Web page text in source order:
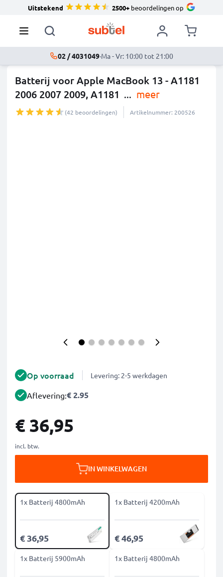
Uitstekend 2500+beoordelingen op
02 / 4031049·Ma - Vr: 10:00 tot 21:00
Batterij voor Apple MacBook 13 - A1181
2006 2007 2009, A1181 ... meer
(42 beoordelingen) Artikelnummer: 200526
Op voorraad Levering: 2-5 werkdagen
Aflevering:€ 2.95
€ 36,95
incl. btw.
IN WINKELWAGEN
1x Batterij 4800mAh
€ 36,95
1x Batterij 4200mAh
€ 46,95
1x Batterij 5900mAh 1x Batterij 4800mAh